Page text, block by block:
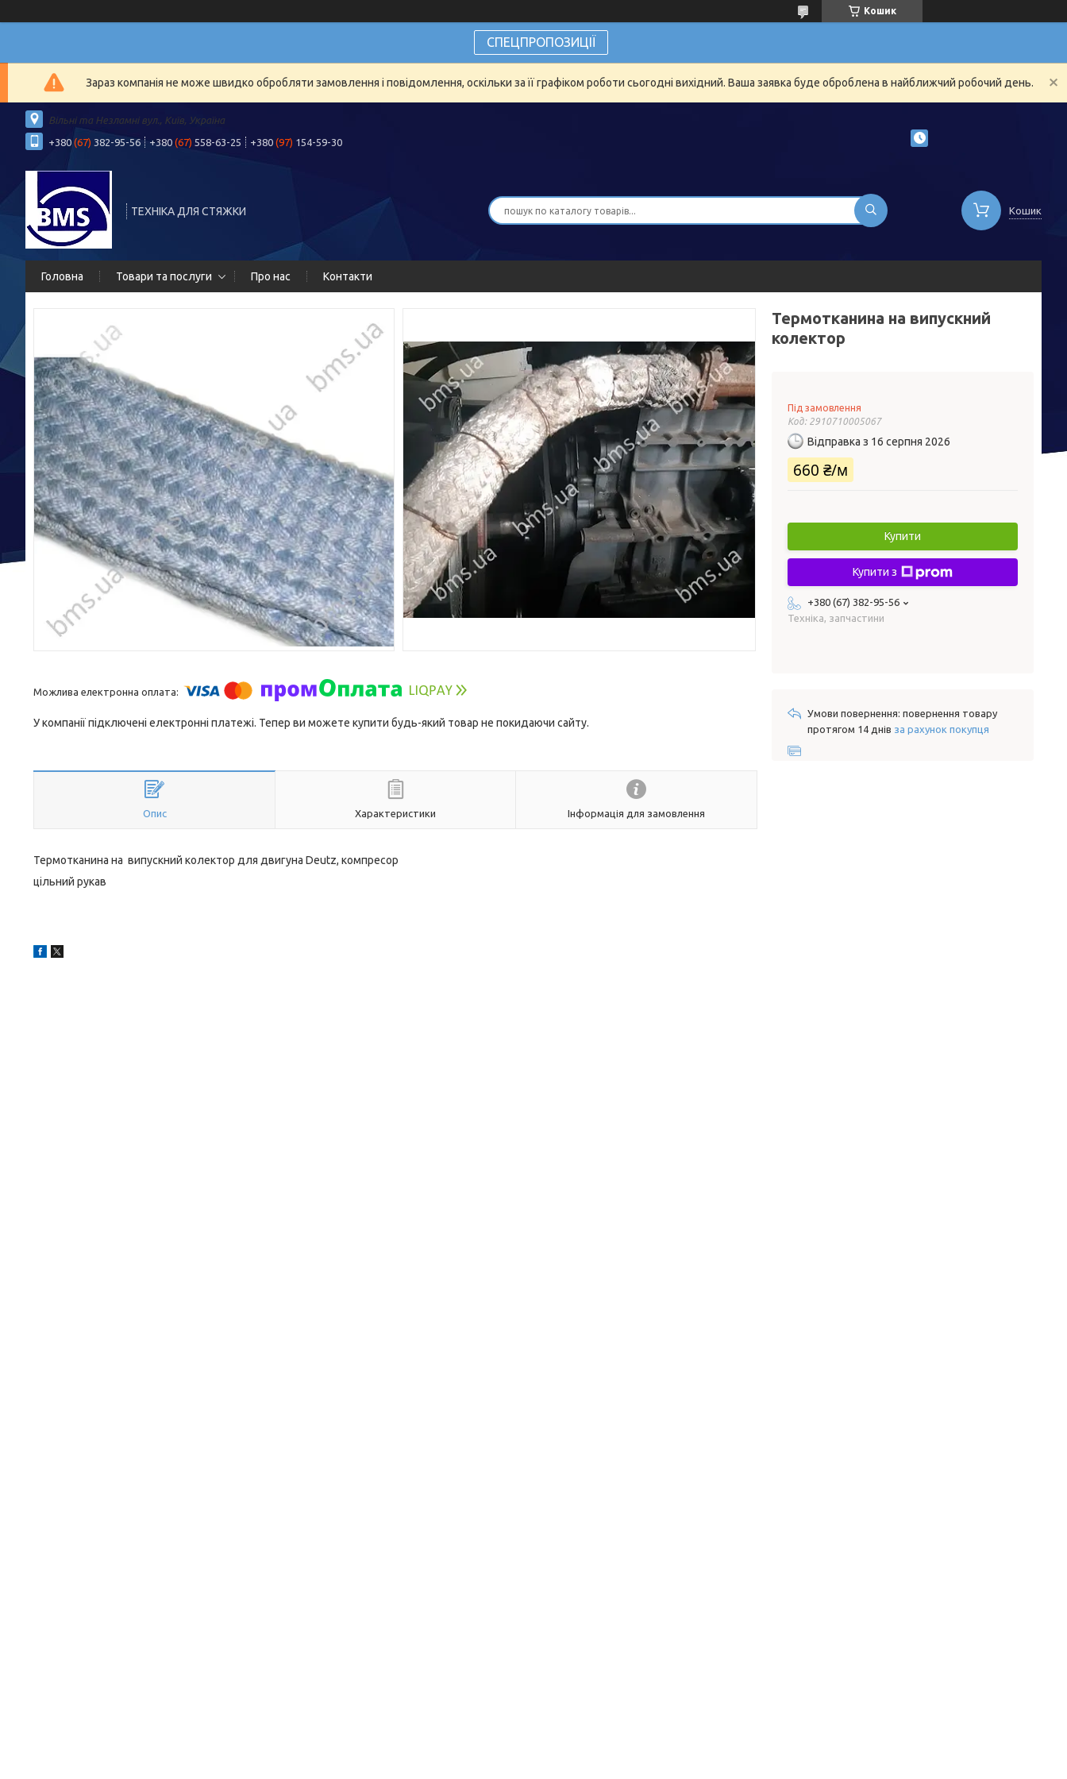
Кошик
СПЕЦПРОПОЗИЦІЇ
Зараз компанія не може швидко обробляти замовлення і повідомлення, оскільки за її графіком роботи сьогодні вихідний. Ваша заявка буде оброблена в найближчий робочий день.
Вільні та Незламні вул., Київ, Україна
+380 (67) 382-95-56 +380 (67) 558-63-25 +380 (97) 154-59-30
ТЕХНІКА ДЛЯ СТЯЖКИ Кошик
Головна Товари та послуги Про нас Контакти
У компанії підключені електронні платежі. Тепер ви можете купити будь-який товар не покидаючи сайту.
Опис Характеристики Інформація для замовлення
Термотканина на випускний колектор для двигуна Deutz, компресор
цільний рукав
Термотканина на випускний
колектор
Під замовлення
Код: 2910710005067
Відправка з 16 серпня 2026
660 ₴/м
Купити
Купити з
+380 (67) 382-95-56
Техніка, запчастини
повернення товару
протягом 14 днів за рахунок покупця